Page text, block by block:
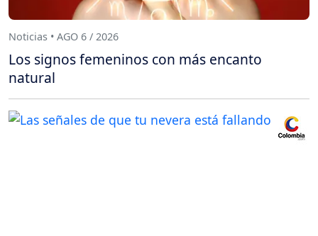
Noticias • AGO 6 / 2026
Los signos femeninos con más encanto
natural